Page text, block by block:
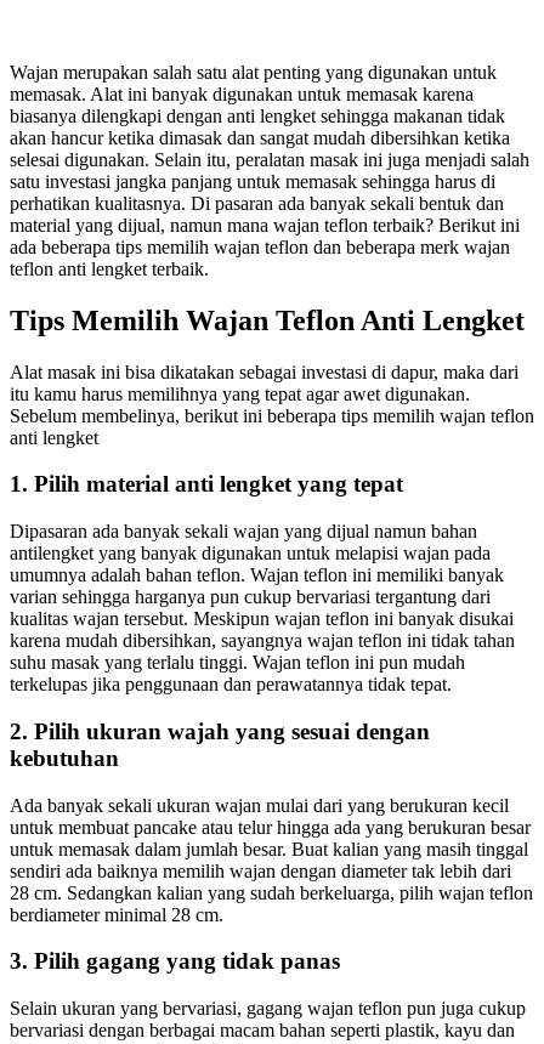
Wajan merupakan salah satu alat penting yang digunakan untuk
memasak. Alat ini banyak digunakan untuk memasak karena
biasanya dilengkapi dengan anti lengket sehingga makanan tidak
akan hancur ketika dimasak dan sangat mudah dibersihkan ketika
selesai digunakan. Selain itu, peralatan masak ini juga menjadi salah
satu investasi jangka panjang untuk memasak sehingga harus di
perhatikan kualitasnya. Di pasaran ada banyak sekali bentuk dan
material yang dijual, namun mana wajan teflon terbaik? Berikut ini
ada beberapa tips memilih wajan teflon dan beberapa merk wajan
teflon anti lengket terbaik.
Tips Memilih Wajan Teflon Anti Lengket
Alat masak ini bisa dikatakan sebagai investasi di dapur, maka dari
itu kamu harus memilihnya yang tepat agar awet digunakan.
Sebelum membelinya, berikut ini beberapa tips memilih wajan teflon
anti lengket
1. Pilih material anti lengket yang tepat
Dipasaran ada banyak sekali wajan yang dijual namun bahan
antilengket yang banyak digunakan untuk melapisi wajan pada
umumnya adalah bahan teflon. Wajan teflon ini memiliki banyak
varian sehingga harganya pun cukup bervariasi tergantung dari
kualitas wajan tersebut. Meskipun wajan teflon ini banyak disukai
karena mudah dibersihkan, sayangnya wajan teflon ini tidak tahan
suhu masak yang terlalu tinggi. Wajan teflon ini pun mudah
terkelupas jika penggunaan dan perawatannya tidak tepat.
2. Pilih ukuran wajah yang sesuai dengan
kebutuhan
Ada banyak sekali ukuran wajan mulai dari yang berukuran kecil
untuk membuat pancake atau telur hingga ada yang berukuran besar
untuk memasak dalam jumlah besar. Buat kalian yang masih tinggal
sendiri ada baiknya memilih wajan dengan diameter tak lebih dari
28 cm. Sedangkan kalian yang sudah berkeluarga, pilih wajan teflon
berdiameter minimal 28 cm.
3. Pilih gagang yang tidak panas
Selain ukuran yang bervariasi, gagang wajan teflon pun juga cukup
bervariasi dengan berbagai macam bahan seperti plastik, kayu dan